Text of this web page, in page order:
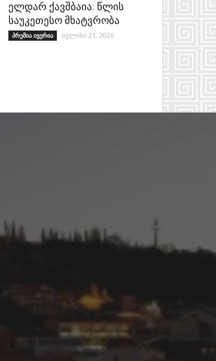
ელდარ ქავშბაია: წლის
საუკეთესო მხატვრობა
პრემია ივერია ივლისი 21, 2026